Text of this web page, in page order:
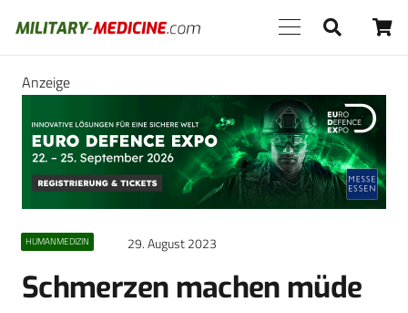
Anzeige
HUMANMEDIZIN 29. August 2023
Schmerzen machen müde